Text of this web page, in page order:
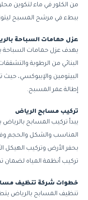
من الكلور في ماء لتكوين
ببطء في مرشح المسبح ليتوزع
عزل حمامات السباحة
يهدف عزل حمامات السباحة
البنائي من الرطوبة
البيتومين والإيبوكسي،
إطالة عمر المسبح.
تركيب مسابح الرياض
يبدأ تركيب المسابح
المناسب والشكل والحجم
بحفر الأرض وتركيب الهيكل
تركيب أنظمة المياه لضمان
خطوات شركة تنظيف
تنظيف المسابح بالرياض